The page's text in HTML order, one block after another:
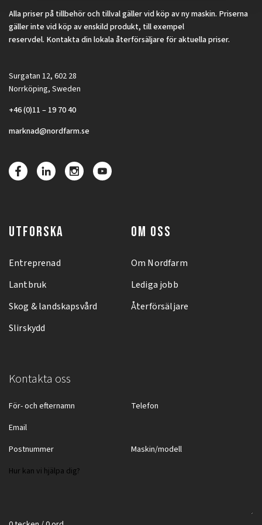
Alla priser på tillbehör och tillval gäller vid köp av ny maskin. Priserna
gäller inte vid köp av enskild produkt, till exempel
reservdel. Kontakta din lokala återförsäljare för aktuella priser.
Surgatan 12, 602 28
Norrköping, Sweden
+46 (0)11 – 19 70 40
marknad@nordfarm.se
UTFORSKA
Entreprenad
Lantbruk
Skog & landskapsvård
Slirskydd
OM OSS
Om Nordfarm
Lediga jobb
Återförsäljare
Kontakta oss